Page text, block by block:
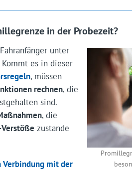
in der Probezeit?
unter
es in dieser
, müssen
rechnen, die
sind.
, die
zustande
Verbindung mit der